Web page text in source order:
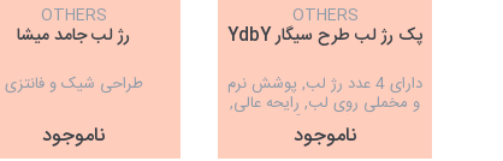
OTHERS
پک رژ لب طرح سیگار YdbY
دارای 4 عدد رژ لب, پوشش نرم
و مخملی روی لب, رایحه‌ عالی,
بافت سبک, ماندگاری بالا
ناموجود
OTHERS
رژ لب جامد میشا
طراحی شیک و فانتزی
ناموجود